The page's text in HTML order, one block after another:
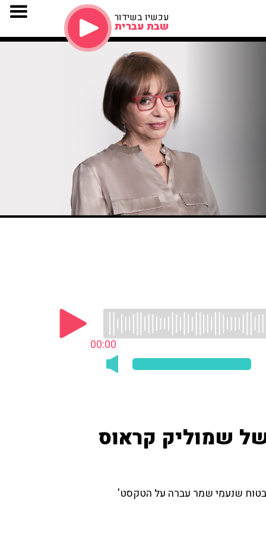
עכשיו בשידור
שבת עברית
00:00
שמוליק קראוס
בטוח שנעמי שמר עברה על הטקסט'